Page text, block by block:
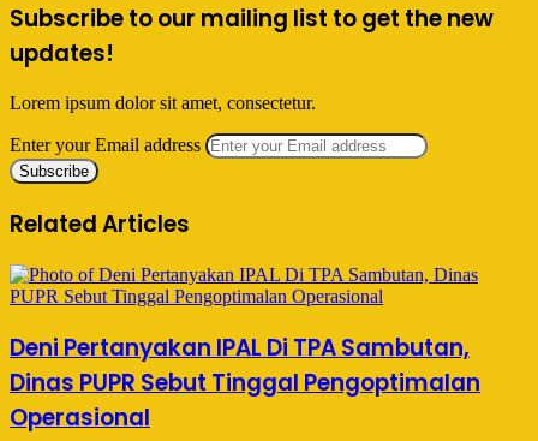
Subscribe to our mailing list to get the new
updates!
Lorem ipsum dolor sit amet, consectetur.
Enter your Email address
Related Articles
Deni Pertanyakan IPAL Di TPA Sambutan,
Dinas PUPR Sebut Tinggal Pengoptimalan
Operasional